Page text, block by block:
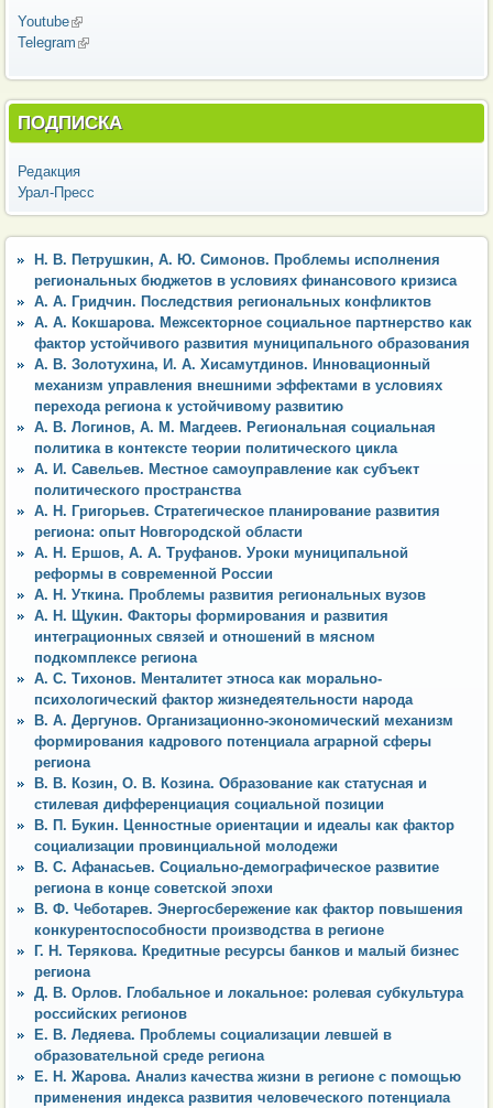
Youtube(внешняя ссылка)
Telegram (внешняя ссылка)
ПОДПИСКА
Редакция
Урал-Пресс
Н. В. Петрушкин, А. Ю. Симонов. Проблемы исполнения
региональных бюджетов в условиях финансового кризиса
А. А. Гридчин. Последствия региональных конфликтов
А. А. Кокшарова. Межсекторное социальное партнерство как
фактор устойчивого развития муниципального образования
А. В. Золотухина, И. А. Хисамутдинов. Инновационный
механизм управления внешними эффектами в условиях
перехода региона к устойчивому развитию
А. В. Логинов, А. М. Магдеев. Региональная социальная
политика в контексте теории политического цикла
А. И. Савельев. Местное самоуправление как субъект
политического пространства
А. Н. Григорьев. Стратегическое планирование развития
региона: опыт Новгородской области
А. Н. Ершов, А. А. Труфанов. Уроки муниципальной
реформы в современной России
А. Н. Уткина. Проблемы развития региональных вузов
А. Н. Щукин. Факторы формирования и развития
интеграционных связей и отношений в мясном
подкомплексе региона
А. С. Тихонов. Менталитет этноса как морально-
психологический фактор жизнедеятельности народа
В. А. Дергунов. Организационно-экономический механизм
формирования кадрового потенциала аграрной сферы
региона
В. В. Козин, О. В. Козина. Образование как статусная и
стилевая дифференциация социальной позиции
В. П. Букин. Ценностные ориентации и идеалы как фактор
социализации провинциальной молодежи
В. С. Афанасьев. Социально-демографическое развитие
региона в конце советской эпохи
В. Ф. Чеботарев. Энергосбережение как фактор повышения
конкурентоспособности производства в регионе
Г. Н. Терякова. Кредитные ресурсы банков и малый бизнес
региона
Д. В. Орлов. Глобальное и локальное: ролевая субкультура
российских регионов
Е. В. Ледяева. Проблемы социализации левшей в
образовательной среде региона
Е. Н. Жарова. Анализ качества жизни в регионе с помощью
применения индекса развития человеческого потенциала